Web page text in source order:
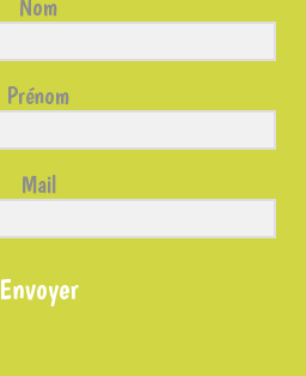
Nom
Prénom
Mail
Envoyer